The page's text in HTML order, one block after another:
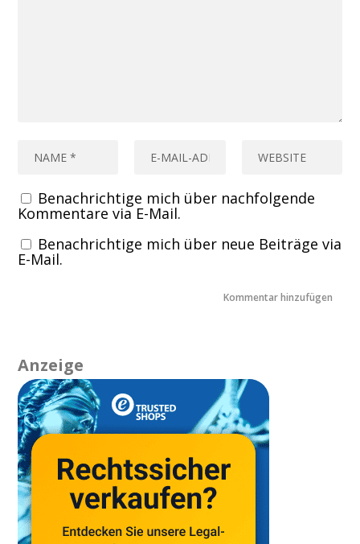
Benachrichtige mich über nachfolgende
Kommentare via E-Mail.
Benachrichtige mich über neue Beiträge via
E-Mail.
Anzeige